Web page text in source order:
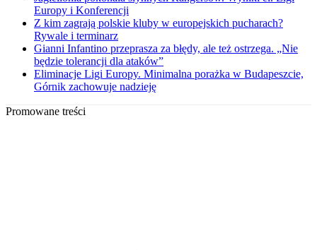
Europy i Konferencji
Z kim zagrają polskie kluby w europejskich pucharach?
Rywale i terminarz
Gianni Infantino przeprasza za błędy, ale też ostrzega. „Nie
będzie tolerancji dla ataków”
Eliminacje Ligi Europy. Minimalna porażka w Budapeszcie,
Górnik zachowuje nadzieję
Promowane treści